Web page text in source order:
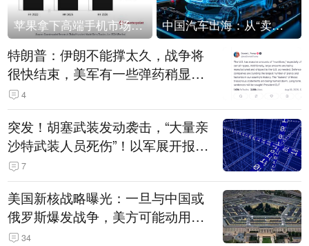
苹果拿下高端手机市场65%的份额：iPhone 17系列功不可没 中国汽车出海：从“卖出去”到“走进去”
特朗普：伊朗不能撑太久，战争将
很快结束，美军有一些弹药稍显紧
张！伊朗公布拟议的海峡管理文本
4
突发！胡塞武装发动袭击，“大量亲
沙特武装人员死伤”！以军展开报复
性空袭
7
美国新核战略曝光：一旦与中国或
俄罗斯爆发战争，美方可能动用战
术核武器
34